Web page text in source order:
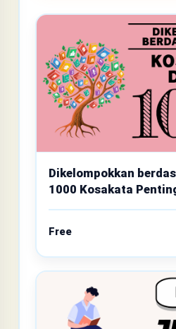
Dikelompokkan
1000 Kosakata
Free